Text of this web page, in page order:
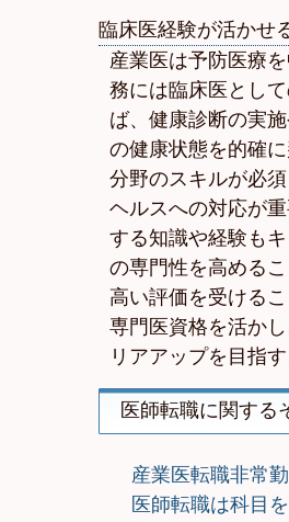
臨床医経験が活かせ
産業医は予防医療
務には臨床医とし
ば、健康診断の実
の健康状態を的確
分野のスキルが必
ヘルスへの対応が
する知識や経験も
の専門性を高める
高い評価を受ける
専門医資格を活か
リアアップを目指
医師転職に関する
産業医転職非常勤
医師転職は科目